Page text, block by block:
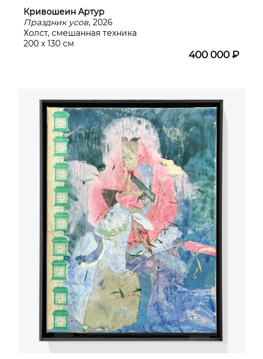
Кривошеин Артур
Праздник усов, 2026
Холст, смешанная техника
200 х 130 см
400 000 ₽